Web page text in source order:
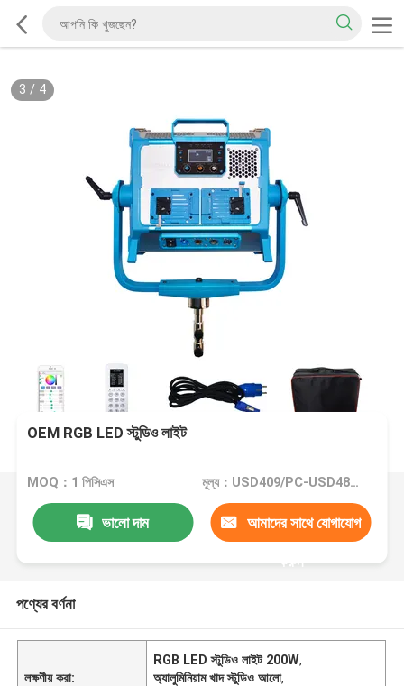
3 / 4
OEM RGB LED স্টুডিও লাইট
MOQ：1 পিসিএস মূল্য：USD409/PC-USD488/PC
ভালো দাম আমাদের সাথে যোগাযোগ
করুন
পণ্যের বর্ণনা
লক্ষণীয় করা:
RGB LED স্টুডিও লাইট 200W,
অ্যালুমিনিয়াম খাদ স্টুডিও আলো,